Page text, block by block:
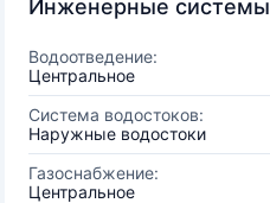
Инженерные системы
Водоотведение:
Центральное
Система водостоков:
Наружные водостоки
Газоснабжение:
Центральное